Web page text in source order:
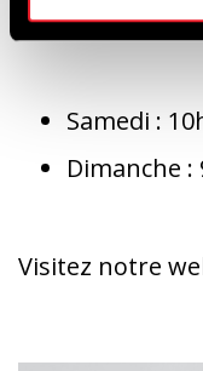
:
Samedi :
Dimanche :
Visitez notre